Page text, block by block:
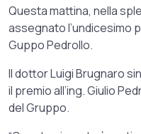
Questa mattina, nella
assegnato l’undicesimo
Guppo Pedrollo.
Il dottor Luigi Brugnaro
il premio all’ing. Giulio
del Gruppo.